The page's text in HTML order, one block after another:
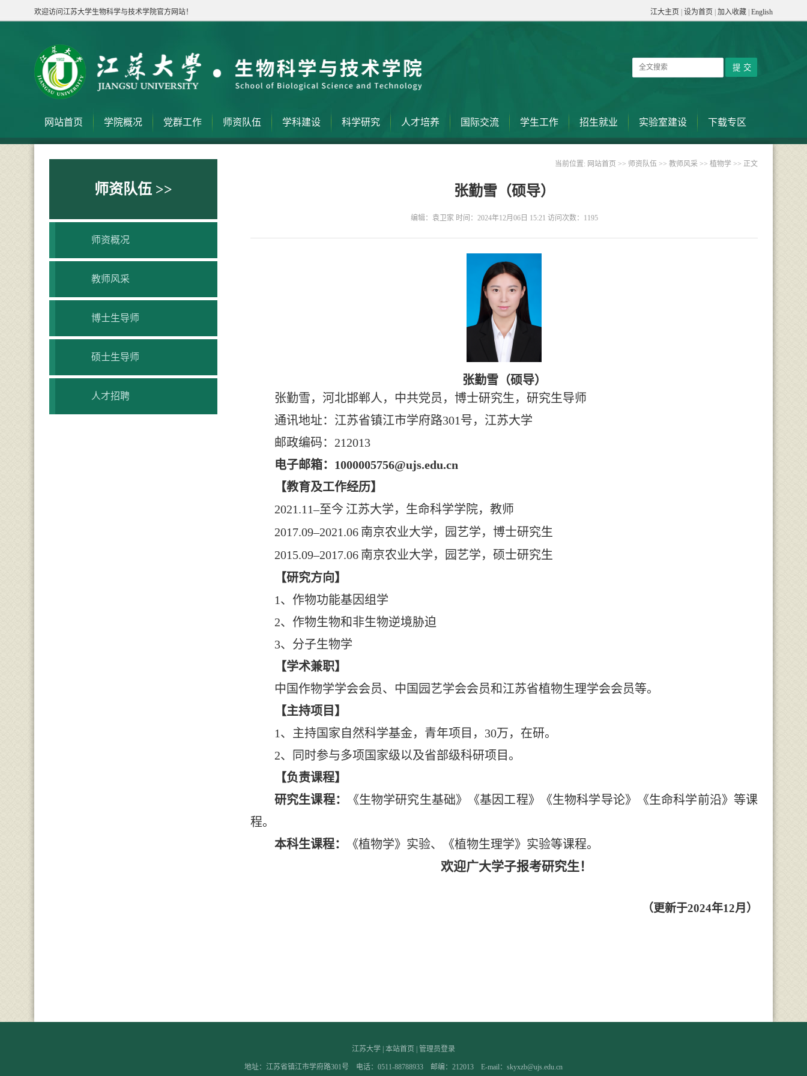
欢迎访问江苏大学生物科学与技术学院官方网站！ 江大主页 设为首页 加入收藏 English
网站首页 学院概况 党群工作 师资队伍 学科建设 科学研究 人才培养 国际交流 学生工作 招生就业 实验室建设 下载专区
师资队伍 >>
师资概况
教师风采
博士生导师
硕士生导师
人才招聘
当前位置: 网站首页 >> 师资队伍 >> 教师风采 >> 植物学 >> 正文
张勤雪（硕导）
编辑：袁卫家 时间：2024年12月06日 15:21 访问次数： 1195
张勤雪（硕导）
张勤雪， 河北邯郸人，中共党员，博士研究生，研究生导师
通讯地址：江苏省镇江市学府路301号，江苏大学
邮政编码： 212013
电子邮箱： 1000005756@ujs.edu.cn
【教育及工作经历】
2021.11–至今 江苏大学，生命科学学院， 教师
2017.09–2021.06 南京农业大学，园艺学， 博士研究生
2015.09–2017.06 南京农业大学，园艺学， 硕士研究生
【研究方向】
1、 作物功能基因组学
2、 作物生物和非生物逆境胁迫
3、 分子生物学
【学术兼职】
中国作物学学会会员、中国园艺学会会员和江苏省植物生理学会会员等。
【主持项目 】
1、主持国家自然科学基金， 青年项目， 30万，在研。
2、同时参与多项国家级以及省部级科研项目。
【负责课程】
研究生课程：
《生物学研究生基础》 《基因工程》 《生物科学导论》 《生命科学前沿》 等课
程。
本科生课程：
《植物学》 实验、 《植物生理学》 实验等课程。
欢迎广大学子报考研究生！
（更新于2024年12月 ）
江苏大学 本站首页 管理员登录
地址：江苏省镇江市学府路301号 电话：0511-88788933 邮编：212013 E-mail：skyxzb@ujs.edu.cn